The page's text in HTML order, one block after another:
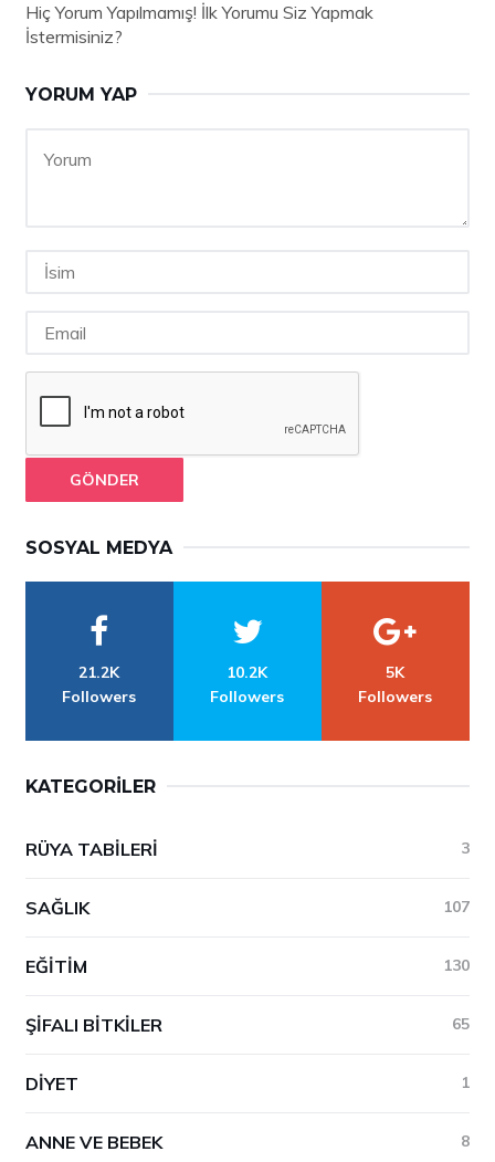
Hiç Yorum Yapılmamış! İlk Yorumu Siz Yapmak
İstermisiniz?
YORUM YAP
GÖNDER
SOSYAL MEDYA
21.2K
Followers
10.2K
Followers
5K
Followers
KATEGORILER
RÜYA TABILERI 3
SAĞLIK 107
EĞITIM 130
ŞIFALI BITKILER 65
DIYET 1
ANNE VE BEBEK 8